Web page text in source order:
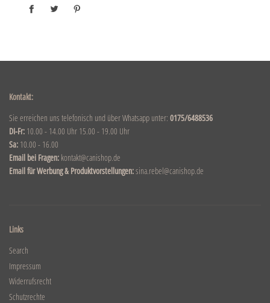
Kontakt:
Sie erreichen uns telefonisch und über Whatsapp unter: 0175/6488536
DI-Fr: 10.00 - 14.00 Uhr 15.00 - 19.00 Uhr
Sa: 10.00 - 16.00
Email bei Fragen: kontakt@canishop.de
Email für Werbung & Produktvorstellungen:sina.rebel@canishop.de
Links
Search
Impressum
Widerrufsrecht
Schutzrechte